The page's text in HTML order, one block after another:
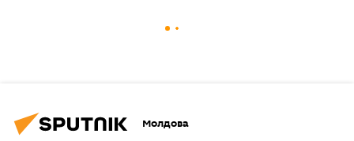
Молдова